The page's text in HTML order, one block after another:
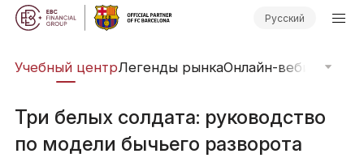
Русский
Учебный центрЛегенды рынкаОнлайн-вебинары
Три белых солдата: руководство
по модели бычьего разворота